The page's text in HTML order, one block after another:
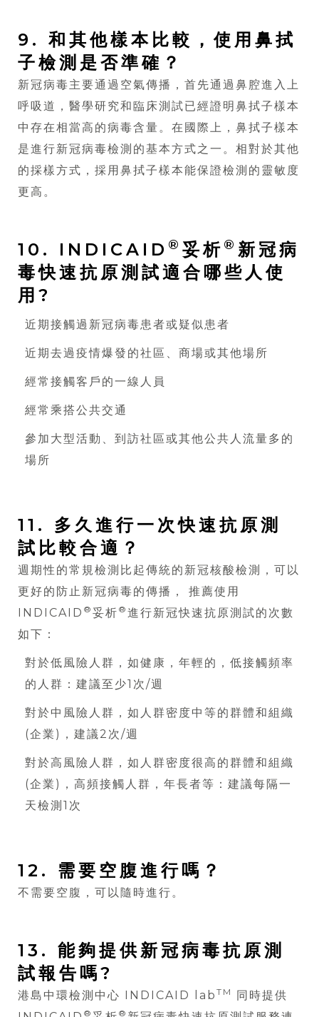
9. 和其他樣本比較，使用鼻拭
子檢測是否準確？
新冠病毒主要通過空氣傳播，首先通過鼻腔進入上
呼吸道，醫學研究和臨床測試已經證明鼻拭子樣本
中存在相當高的病毒含量。在國際上，鼻拭子樣本
是進行新冠病毒檢測的基本方式之一。相對於其他
的採樣方式，採用鼻拭子樣本能保證檢測的靈敏度
更高。
10. INDICAID ® 妥析 ® 新冠病
毒快速抗原測試適合哪些人使
用?
近期接觸過新冠病毒患者或疑似患者
近期去過疫情爆發的社區、商場或其他場所
經常接觸客戶的一線人員
經常乘搭公共交通
參加大型活動、到訪社區或其他公共人流量多的
場所
11. 多久進行一次快速抗原測
試比較合適？
週期性的常規檢測比起傳統的新冠核酸檢測，可以
更好的防止新冠病毒的傳播， 推薦使用
INDICAID ® 妥析 ® 進行新冠快速抗原測試的次數
如下：
對於低風險人群，如健康，年輕的，低接觸頻率
的人群：建議至少1次/週
對於中風險人群，如人群密度中等的群體和組織
(企業)，建議2次/週
對於高風險人群，如人群密度很高的群體和組織
(企業)，高頻接觸人群，年長者等：建議每隔一
天檢測1次
12. 需要空腹進行嗎？
不需要空腹，可以隨時進行。
13. 能夠提供新冠病毒抗原測
試報告嗎?
港島中環檢測中心 INDICAID lab TM
同時提供
® ®